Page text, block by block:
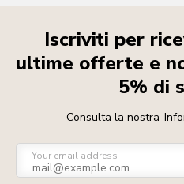
Iscriviti per
ultime offerte e
5% di
Consulta la nostra
Your email address